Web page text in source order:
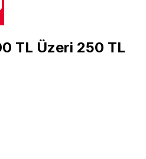
TL Üzeri 250 TL